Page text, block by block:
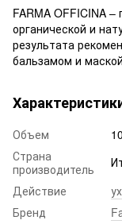
FARMA OFFICINA
органической и
результата
бальзамом и
Объем
Страна
производитель
Действие
Бренд